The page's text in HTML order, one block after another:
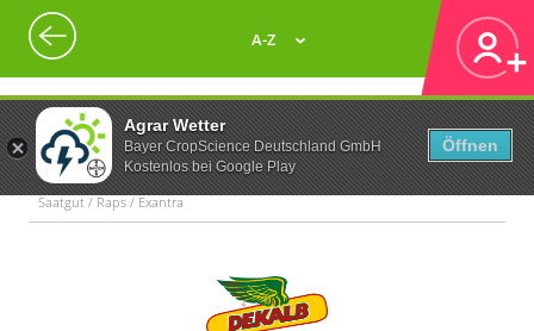
Agrar Wetter
Bayer CropScience Deutschland GmbH
Kostenlos bei Google Play
Öffnen
A-Z
Saatgut / Raps / Exantra